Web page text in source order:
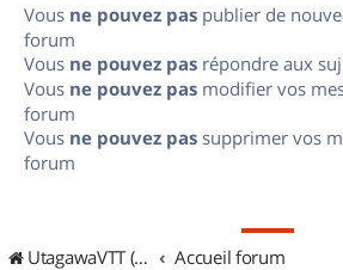
Vous ne pouvez pas publier de
forum
Vous ne pouvez pas répondre aux
Vous ne pouvez pas modifier vos
forum
Vous ne pouvez pas supprimer vos
forum
UtagawaVTT (Randos VTT et VTTAE avec traces GPS) Accueil forum